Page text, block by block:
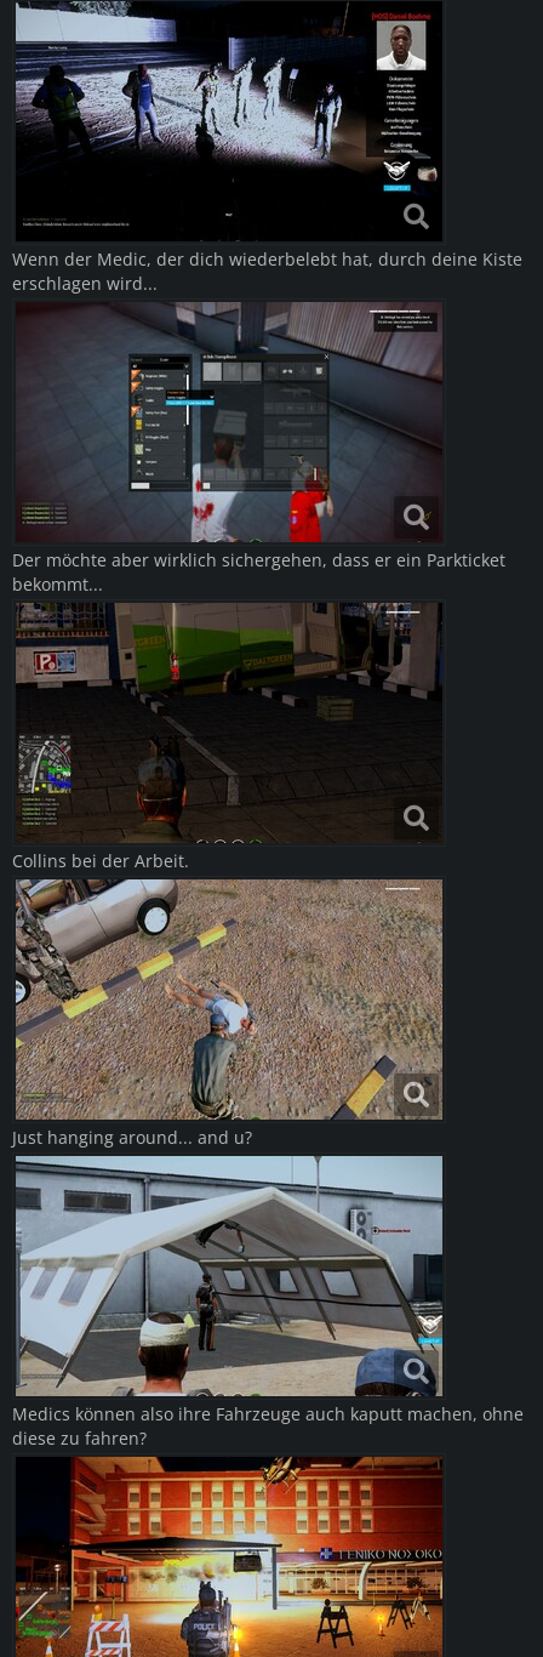
Wenn der Medic, der dich wiederbelebt hat, durch deine Kiste
erschlagen wird...
Der möchte aber wirklich sichergehen, dass er ein Parkticket
bekommt...
Collins bei der Arbeit.
Just hanging around... and u?
Medics können also ihre Fahrzeuge auch kaputt machen, ohne
diese zu fahren?